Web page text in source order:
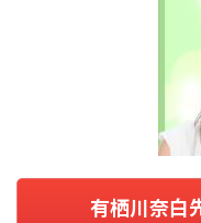
有栖川奈白